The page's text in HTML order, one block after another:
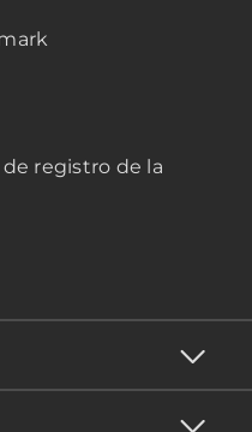
de registro de la